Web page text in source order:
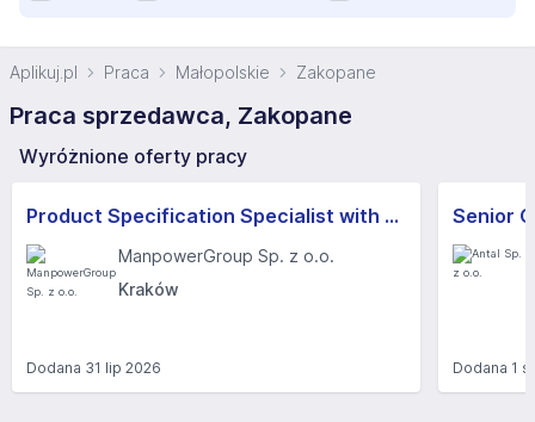
Aplikuj.pl Praca Małopolskie Zakopane
Praca sprzedawca, Zakopane
Wyróżnione oferty pracy
Product Specification Specialist with Spanish (m/k)
ManpowerGroup Sp. z o.o.
Kraków
Dodana 31 lip 2026
Senior
Dodana 1